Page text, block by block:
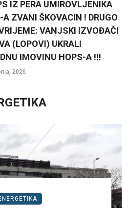
IZ PERA UMIROVLJENIKA
A ZVANI ŠKOVACIN ! DRUGO
VANJSKI IZVOĐAČI
(LOPOVI) UKRALI
IMOVINU HOPS-A !!!
2026